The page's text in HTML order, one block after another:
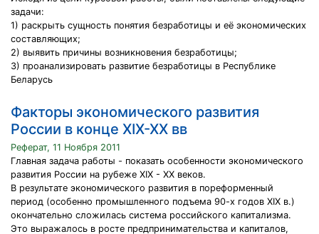
задачи:
1) раскрыть сущность понятия безработицы и её экономических
составляющих;
2) выявить причины возникновения безработицы;
3) проанализировать развитие безработицы в Республике
Беларусь
Факторы экономического развития
России в конце ХIХ-ХХ вв
Реферат, 11 Ноября 2011
Главная задача работы - показать особенности экономического
развития России на рубеже XIX - XX веков.
В результате экономического развития в пореформенный
период (особенно промышленного подъема 90-х годов XIX в.)
окончательно сложилась система российского капитализма.
Это выражалось в росте предпринимательства и капиталов,